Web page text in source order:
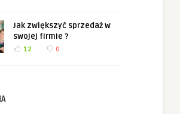
Jak zwiększyć sprzedaż w
swojej firmie ?
12 0